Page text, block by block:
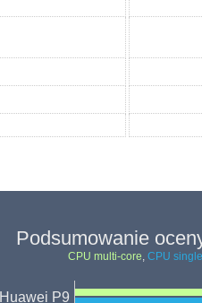
Podsumowanie
CPU multi-core, CPU
Huawei P9